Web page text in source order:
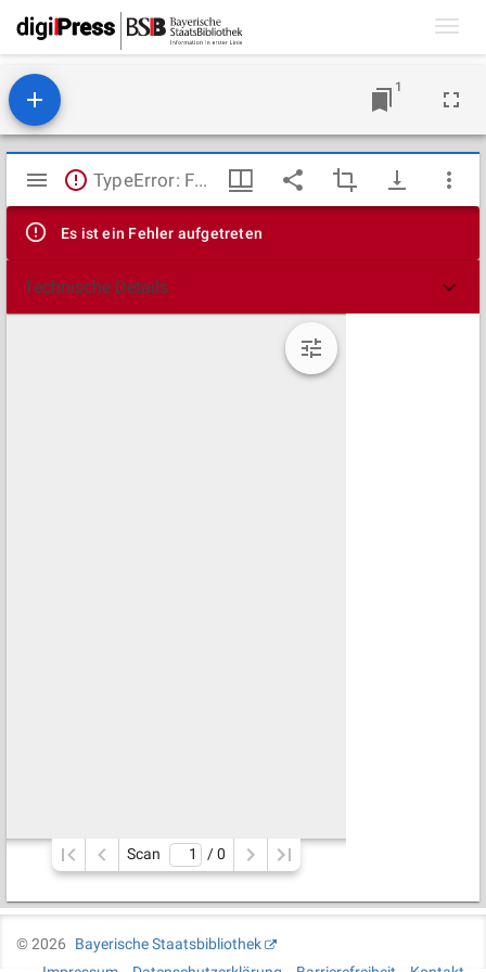
1
Mirador
Viewer
TypeError: Failed to fetch
Es ist ein Fehler aufgetreten
Technische Details
Scan / 0
©2026
Bayerische Staatsbibliothek